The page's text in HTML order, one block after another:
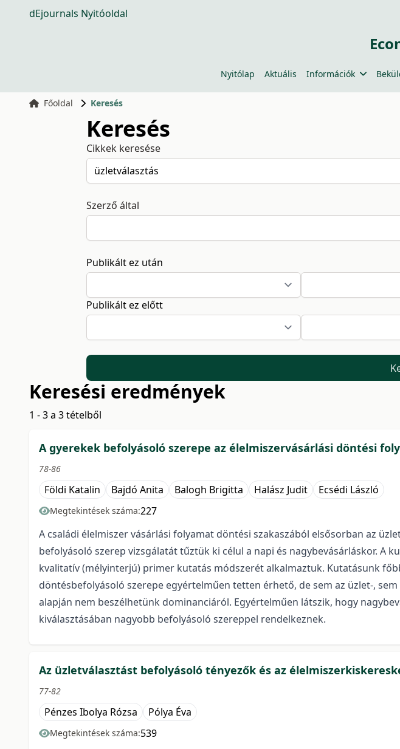
dEjournals Nyitóoldal
Nyitólap Aktuális Információk
Főoldal Keresés
Keresés
Cikkek keresése
Szerző által
Publikált ez után
Publikált ez előtt
Keresési eredmények
1 - 3 a 3 tételből
A gyerekek befolyásoló szerepe az élelmiszervásárlási döntési
78-86
Földi Katalin Bajdó Anita Balogh Brigitta Halász Judit Ecsédi László
Megtekintések száma:227
A családi élelmiszer vásárlási folyamat döntési szakaszából elsősorban az
befolyásoló szerep vizsgálatát tűztük ki célul a napi és nagybevásárláskor.
kvalitatív (mélyinterjú) primer kutatás módszerét alkalmaztuk. Kutatásunk
döntésbefolyásoló szerepe egyértelműen tetten érhető, de sem az üzlet-,
alapján nem beszélhetünk dominanciáról. Egyértelműen látszik, hogy
kiválasztásában nagyobb befolyásoló szereppel rendelkeznek.
Az üzletválasztást befolyásoló tényezők és az
77-82
Pénzes Ibolya Rózsa Pólya Éva
Megtekintések száma:539